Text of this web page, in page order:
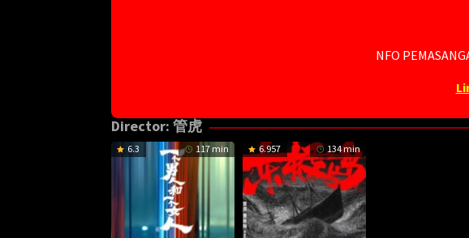
NFO
Director: 管虎
6.3 117 min 6.957 134 min